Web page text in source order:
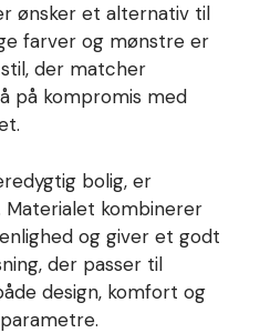
ønsker et alternativ til
farver og mønstre er
der matcher
på kompromis med
bolig, er
Materialet kombinerer
og giver et godt
der passer til
design, komfort og